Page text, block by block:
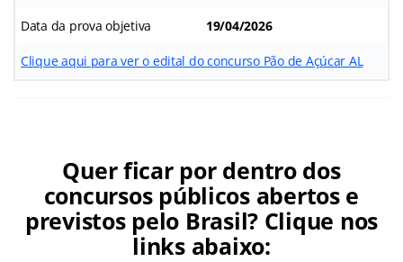
Data da prova objetiva 19/04/2026
Clique aqui para ver o edital do concurso Pão de Açúcar AL
Quer ficar por dentro dos
concursos públicos abertos e
previstos pelo Brasil? Clique nos
links abaixo: